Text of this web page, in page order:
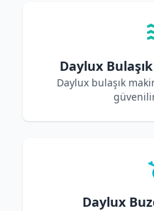
Daylux
Daylux bulaşık
Daylux